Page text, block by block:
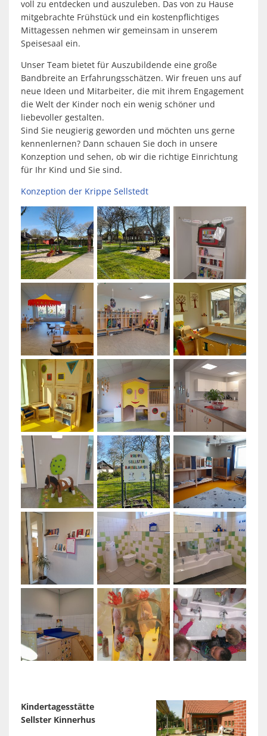
voll zu entdecken und auszuleben. Das von zu Hause
mitgebrachte Frühstück und ein kostenpflichtiges
Mittagessen nehmen wir gemeinsam in unserem
Speisesaal ein.
Unser Team bietet für Auszubildende eine große
Bandbreite an Erfahrungsschätzen. Wir freuen uns auf
neue Ideen und Mitarbeiter, die mit ihrem Engagement
die Welt der Kinder noch ein wenig schöner und
liebevoller gestalten.
Sind Sie neugierig geworden und möchten uns gerne
kennenlernen? Dann schauen Sie doch in unsere
Konzeption und sehen, ob wir die richtige Einrichtung
für Ihr Kind und Sie sind.
Konzeption der Krippe Sellstedt
Kindertagesstätte
Sellster Kinnerhus